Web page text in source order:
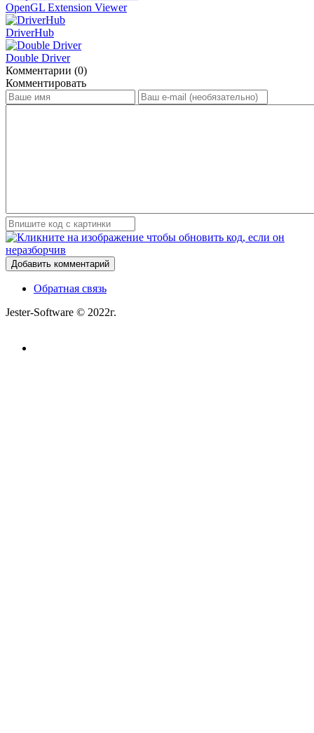
OpenGL Extension Viewer
DriverHub
Double Driver
Комментарии (0)
Комментировать
Добавить комментарий
Обратная связь
Jester-Software © 2022г.